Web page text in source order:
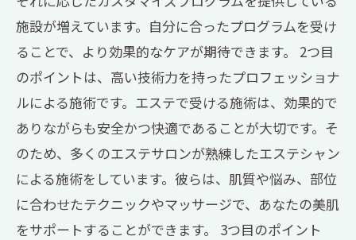
施設が増えています。自分に合ったプログラムを受け
ることで、より効果的なケアが期待できます。 2つ目
のポイントは、高い技術力を持ったプロフェッショナ
ルによる施術です。エステで受ける施術は、効果的で
ありながらも安全かつ快適であることが大切です。そ
のため、多くのエステサロンが熟練したエステシャン
による施術をしています。彼らは、肌質や悩み、部位
に合わせたテクニックやマッサージで、あなたの美肌
をサポートすることができます。 3つ目のポイント